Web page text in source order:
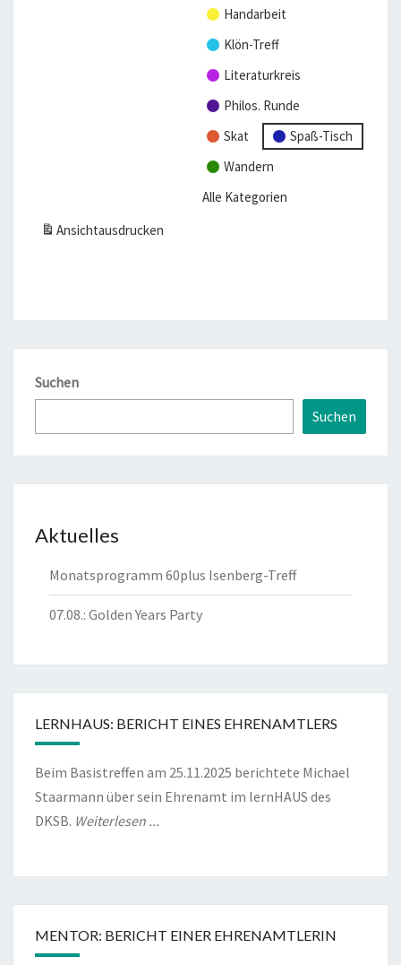
Handarbeit
Klön-Treff
Literaturkreis
Philos. Runde
Skat
Spaß-Tisch
Wandern
Alle Kategorien
Ansichtausdrucken
Suchen
Suchen
Aktuelles
Monatsprogramm 60plus Isenberg-Treff
07.08.: Golden Years Party
LERNHAUS: BERICHT EINES EHRENAMTLERS
Beim Basistreffen am 25.11.2025 berichtete Michael
Staarmann über sein Ehrenamt im lernHAUS des
DKSB. Weiterlesen ...
MENTOR: BERICHT EINER EHRENAMTLERIN